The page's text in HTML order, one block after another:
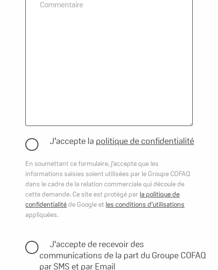
J’accepte la politique de confidentialité
En soumettant ce formulaire, j'accepte que les
informations saisies soient utilisées par le Groupe COFAQ
dans le cadre de la relation commerciale qui découle de
cette demande. Ce site est protégé par la politique de
confidentialitéde Google et les conditions d’utilisations
appliquées.
J'accepte de recevoir des
communications de la part du Groupe COFAQ
par SMS et par Email